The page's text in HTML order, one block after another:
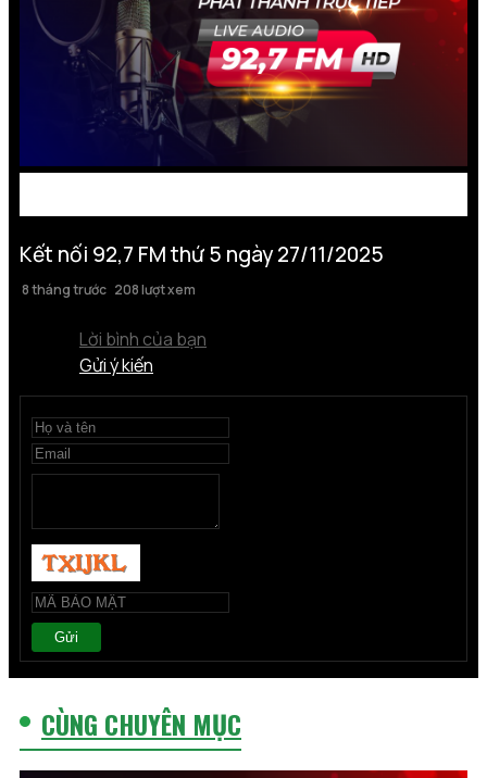
Kết nối 92,7 FM thứ 5 ngày 27/11/2025
8 tháng trước 208 lượt xem
Lời bình của bạn
Gửi ý kiến
Gửi
CÙNG CHUYÊN MỤC